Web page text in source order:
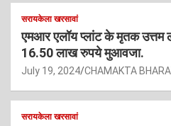
सरायकेला खरसावां
एमआर एलॉय प्लांट के मृतक उत्तम
16.50 लाख रुपये मुआवजा.
July 19, 2024 CHAMAKTA
सरायकेला खरसावां